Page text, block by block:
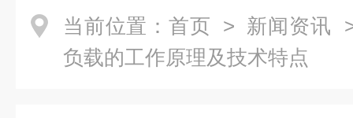
当前位置： 首页 > 新闻资讯
负载的工作原理及技术特点